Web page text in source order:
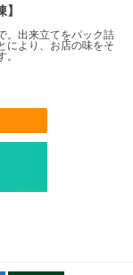
。出来立てをパック詰
により、お店の味をそ
。